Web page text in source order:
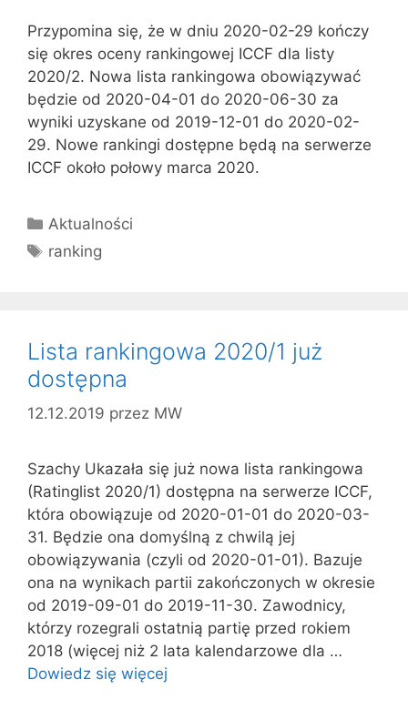
Przypomina się, że w dniu 2020-02-29 kończy
się okres oceny rankingowej ICCF dla listy
2020/2. Nowa lista rankingowa obowiązywać
będzie od 2020-04-01 do 2020-06-30 za
wyniki uzyskane od 2019-12-01 do 2020-02-
29. Nowe rankingi dostępne będą na serwerze
ICCF około połowy marca 2020.
Kategorie
Aktualności
Tagi
ranking
Lista rankingowa 2020/1 już
dostępna
12.12.2019 przez MW
Szachy Ukazała się już nowa lista rankingowa
(Ratinglist 2020/1) dostępna na serwerze ICCF,
która obowiązuje od 2020-01-01 do 2020-03-
31. Będzie ona domyślną z chwilą jej
obowiązywania (czyli od 2020-01-01). Bazuje
ona na wynikach partii zakończonych w okresie
od 2019-09-01 do 2019-11-30. Zawodnicy,
którzy rozegrali ostatnią partię przed rokiem
2018 (więcej niż 2 lata kalendarzowe dla …
Dowiedz się więcej